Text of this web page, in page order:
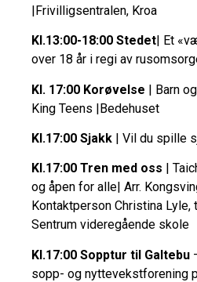
|Frivilligsentralen, Kroa
Kl.13:00-18:00 Stedet | Et
over 18 år i regi av
Kl. 17:00 Korøvelse | Barn
King Teens |Bedehuset
Kl.17:00 Sjakk | Vil du spille
Kl.17:00 Tren med oss
|
og åpen for alle| Arr.
Kontaktperson Christina Lyle,
Sentrum videregående skole
Kl.17:00 Sopptur til Galtebu
sopp- og nyttevekstforening